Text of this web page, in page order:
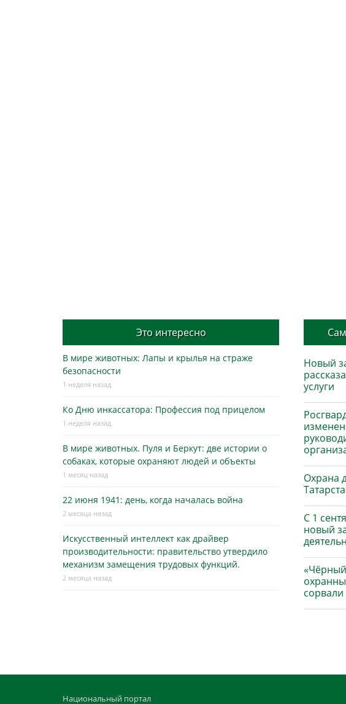
Это интересно
В мире животных: Лапы и крылья на страже
безопасности
1 неделя назад
Ко Дню инкассатора: Профессия под прицелом
1 неделя назад
В мире животных. Пуля и Беркут: две истории о
собаках, которые охраняют людей и объекты
1 месяц назад
22 июня 1941: день, когда началась война
2 месяца назад
Искусственный интеллект как драйвер
производительности: правительство утвердило
механизм замещения трудовых функций.
2 месяца назад
Новый
услуги
Охрана
С 1
новый
Национальный портал